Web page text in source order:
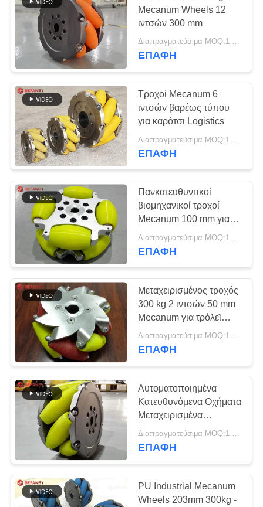
ΕΛΆΤΕ
ΕΠΑΦΉ
ΜΕ
ΕΙΔΉΣΕΙΣ
ΖΗΤΉΣΤΕ
ΈΝΑ
ΑΠΌΣΠΑΣΜΑ
SITEMAP
PRIVACY
POLICY
κάρρο μεταφοράς
ραγών
AGV αυτόματο
καθοδηγημένο
όχημα
146
Βιομηχανικοί τροχοί
Mecanum
Μηχανοποιημένο
καροτσάκι
μεταφοράς
84
Mecanum Wheels 12
ιντσών 300 mm
Διαπραγματεύσιμα MOQ:1 κομμάτι
ΕΠΑΦΉ
Τροχοί Mecanum 6
ιντσών βαρέως τύπου
για καρότσι Logistics
ΕΠΑΦΉ
Πανκατευθυντικοί
βιομηχανικοί τροχοί
Mecanum 100 mm για
AGV
Διαπραγματεύσιμα MOQ:1 Piece
ΕΠΑΦΉ
Μεταχειρισμένος τροχός
300 kg 2 ιντσών 50 mm
Mecanum για τρόλεϊ
AGV
Διαπραγματεύσιμα MOQ:1 Piece
ΕΠΑΦΉ
Αυτοματοποιημένα
Κατευθυνόμενα Οχήματα
Μεταχειρισμένα
Mecanum Τροχοί 8
ιντσών 203 mm
Διαπραγματεύσιμα MOQ:1 Piece
ΕΠΑΦΉ
PU Industrial Mecanum
Wheels 203mm 300kg -